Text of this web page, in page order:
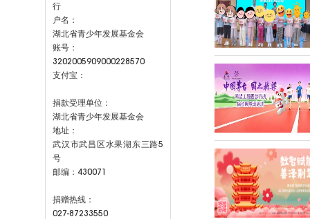
行
户名：
湖北省青少年发展基金会
账号：
3202005909000228570
支付宝：
捐款受理单位：
湖北省青少年发展基金会
地址：
武汉市武昌区水果湖东三路5
号
邮编：430071
捐赠热线：
027-87233550